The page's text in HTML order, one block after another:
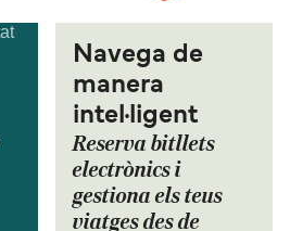
Navega de
manera
intel·ligent
Reserva bitllets
electrònics i
gestiona els teus
viatges des de